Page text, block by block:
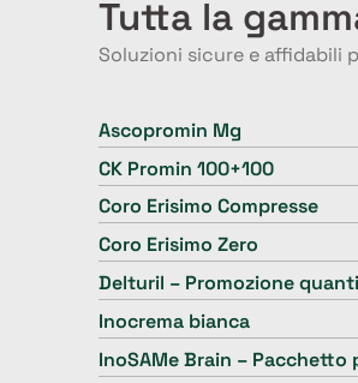
Tutta la
Soluzioni sicure e affidabili
Ascopromin Mg
CK Promin 100+100
Coro Erisimo Compresse
Coro Erisimo Zero
Delturil – Promozione
Inocrema bianca
InoSAMe Brain –